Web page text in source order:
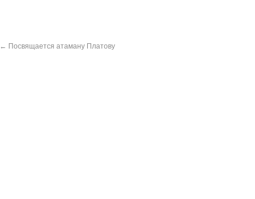
← Посвящается атаману Платову